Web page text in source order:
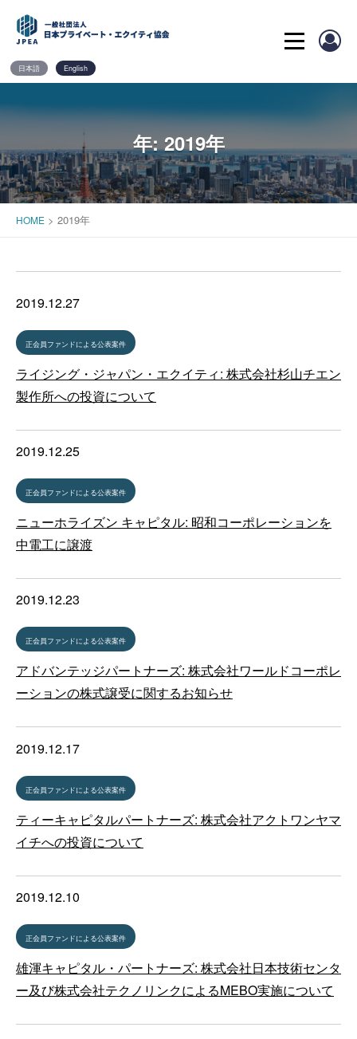
content
日本語 English
年:2019年
HOME > 2019年
2019.12.27
正会員ファンドによる公表案件
ライジング・ジャパン・エクイティ: 株式会社杉山チエン
製作所への投資について
2019.12.25
正会員ファンドによる公表案件
ニューホライズン キャピタル: 昭和コーポレーションを
中電工に譲渡
2019.12.23
正会員ファンドによる公表案件
アドバンテッジパートナーズ: 株式会社ワールドコーポレ
ーションの株式譲受に関するお知らせ
2019.12.17
正会員ファンドによる公表案件
ティーキャピタルパートナーズ: 株式会社アクトワンヤマ
イチへの投資について
2019.12.10
正会員ファンドによる公表案件
雄渾キャピタル・パートナーズ: 株式会社日本技術センタ
ー及び株式会社テクノリンクによるMEBO実施について